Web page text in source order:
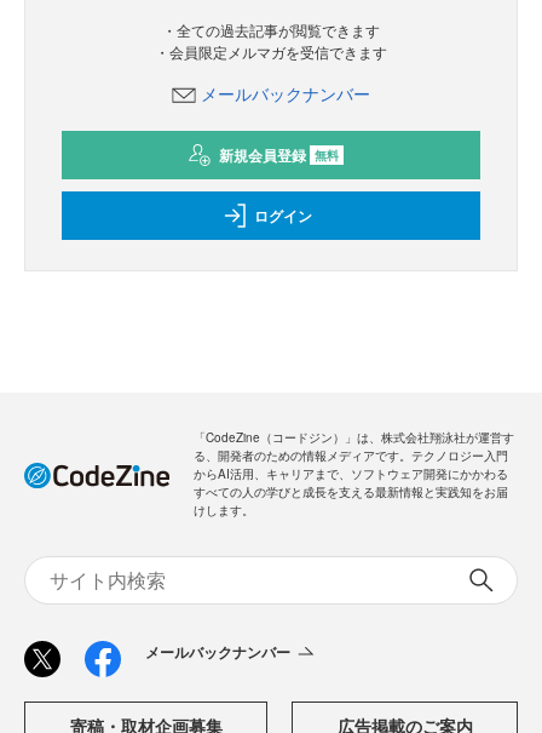
・全ての過去記事が閲覧できます
・会員限定メルマガを受信できます
メールバックナンバー
新規会員登録 無料
ログイン
「CodeZine（コードジン）」は、株式会社翔泳社が運営す
る、開発者のための情報メディアです。テクノロジー入門
からAI活用、キャリアまで、ソフトウェア開発にかかわる
すべての人の学びと成長を支える最新情報と実践知をお届
けします。
メールバックナンバー
寄稿・取材企画募集 広告掲載のご案内